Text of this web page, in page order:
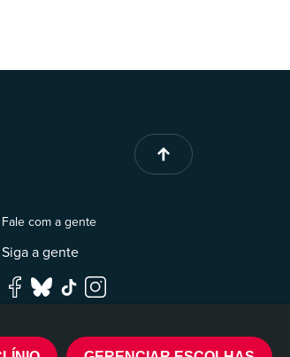
Fale com a gente
Siga a gente